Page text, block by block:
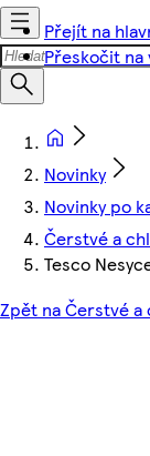
Přejít na
Přeskočit na
Novinky
Novinky po
Čerstvé a
Tesco
Zpět na Čerstvé a